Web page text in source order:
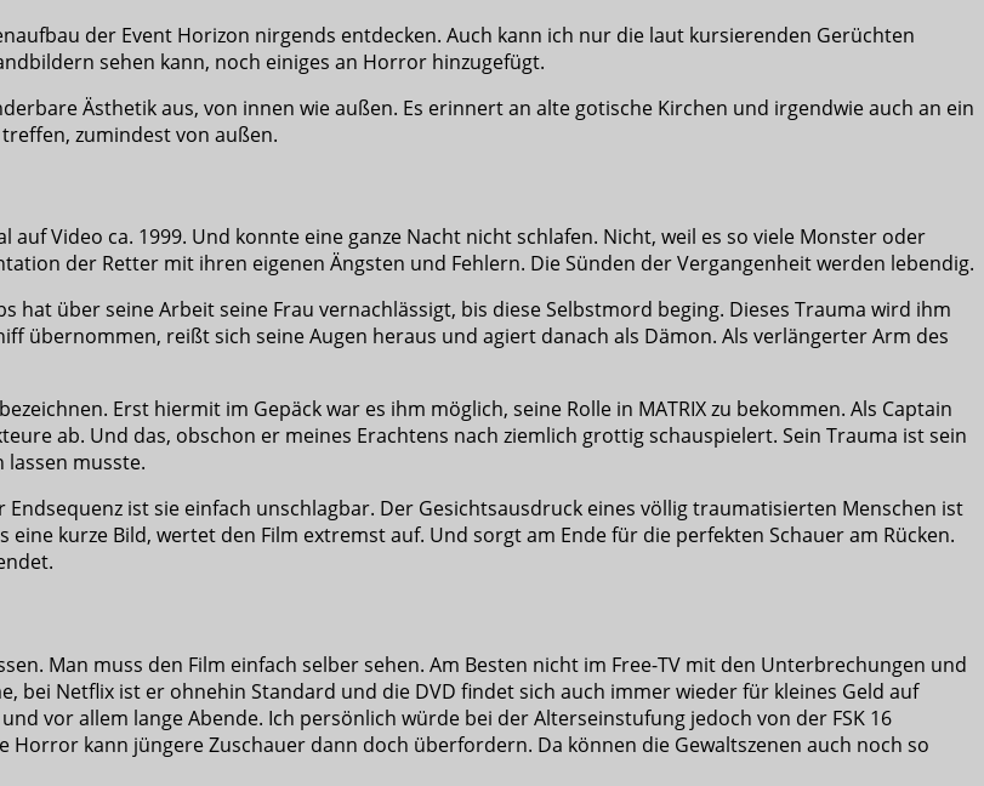
der Event Horizon nirgends entdecken. Auch kann ich nur die laut kursierenden Gerüchten
sehen kann, noch einiges an Horror hinzugefügt.
Ästhetik aus, von innen wie außen. Es erinnert an alte gotische Kirchen und irgendwie auch an ein
zumindest von außen.
Video ca. 1999. Und konnte eine ganze Nacht nicht schlafen. Nicht, weil es so viele Monster oder
der Retter mit ihren eigenen Ängsten und Fehlern. Die Sünden der Vergangenheit werden lebendig.
über seine Arbeit seine Frau vernachlässigt, bis diese Selbstmord beging. Dieses Trauma wird ihm
übernommen, reißt sich seine Augen heraus und agiert danach als Dämon. Als verlängerter Arm des
Erst hiermit im Gepäck war es ihm möglich, seine Rolle in MATRIX zu bekommen. Als Captain
ab. Und das, obschon er meines Erachtens nach ziemlich grottig schauspielert. Sein Trauma ist sein
musste.
ist sie einfach unschlagbar. Der Gesichtsausdruck eines völlig traumatisierten Menschen ist
kurze Bild, wertet den Film extremst auf. Und sorgt am Ende für die perfekten Schauer am Rücken.
Man muss den Film einfach selber sehen. Am Besten nicht im Free-TV mit den Unterbrechungen und
bei Netflix ist er ohnehin Standard und die DVD findet sich auch immer wieder für kleines Geld auf
vor allem lange Abende. Ich persönlich würde bei der Alterseinstufung jedoch von der FSK 16
Horror kann jüngere Zuschauer dann doch überfordern. Da können die Gewaltszenen auch noch so